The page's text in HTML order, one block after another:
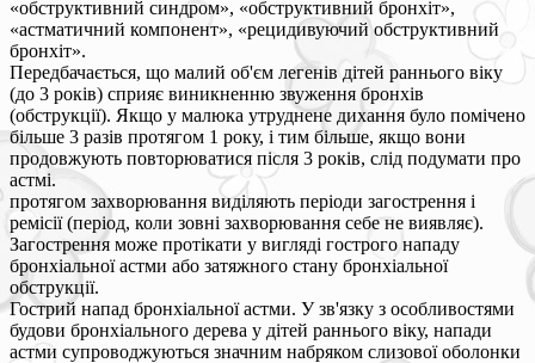
«обструктивний синдром», «обструктивний бронхіт»,
«астматичний компонент», «рецидивуючий обструктивний
бронхіт».
Передбачається, що малий об'єм легенів дітей раннього віку
(до 3 років) сприяє виникненню звуження бронхів
(обструкції). Якщо у малюка утруднене дихання було помічено
більше 3 разів протягом 1 року, і тим більше, якщо вони
продовжують повторюватися після 3 років, слід подумати про
астмі.
протягом захворювання виділяють періоди загострення і
ремісії (період, коли зовні захворювання себе не виявляє).
Загострення може протікати у вигляді гострого нападу
бронхіальної астми або затяжного стану бронхіальної
обструкції.
Гострий напад бронхіальної астми. У зв'язку з особливостями
будови бронхіального дерева у дітей раннього віку, напади
астми супроводжуються значним набряком слизової оболонки